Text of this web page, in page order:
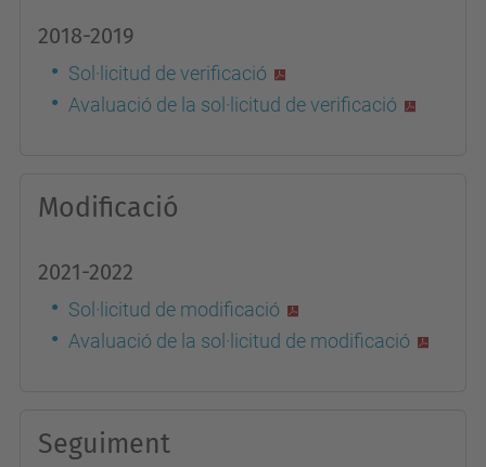
2018-2019
Sol·licitud de verificació
Avaluació de la sol·licitud de verificació
Modificació
2021-2022
Sol·licitud de modificació
Avaluació de la sol·licitud de modificació
Seguiment